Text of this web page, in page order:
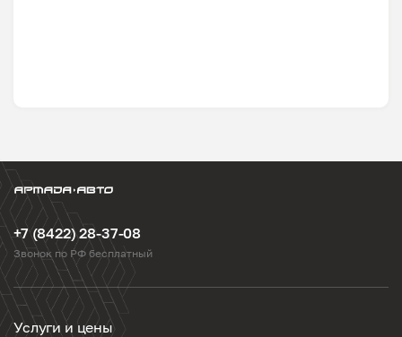
+7 (8422) 28-37-08
Звонок по РФ бесплатный
Услуги и цены